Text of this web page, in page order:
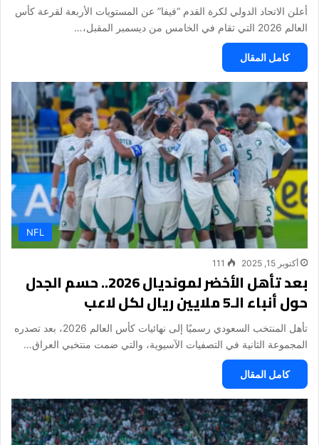
أعلن الاتحاد الدولي لكرة القدم “فيفا” عن المستويات الأربعة لقرعة كأس
العالم 2026 التي تقام في الخامس من ديسمبر المقبل،…
كامل المقال
NFL
أكتوبر 15, 2025 111
بعد تأهل الأخضر لمونديال 2026.. حسم الجدل
حول أنباء الـ5 ملايين ريال لكل لاعب
تأهل المنتخب السعودي رسميًا إلى نهائيات كأس العالم 2026، بعد تصدره
المجموعة الثانية في التصفيات الآسيوية، والتي ضمت منتخبي العراق…
كامل المقال